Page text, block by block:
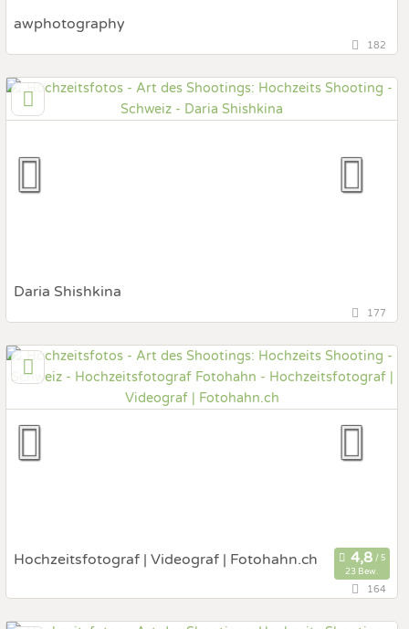
awphotography
Schweiz, Basel, Basel-Stadt, Schweiz
Art des Shootings:
Prewedding Shooting
Fotobox mit Zubehör
182
Daria Shishkina
, Zürich, Schweiz
Art des Shootings:
Prewedding Shooting
Hochzeits Shooting
Fotostory
Fotobox mit Zubehör
177
Hochzeitsfotograf | Videograf | Fotohahn.ch
23 Bew.
164